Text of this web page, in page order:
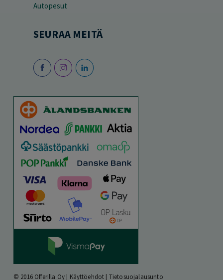
Autopesut
SEURAA MEITÄ
© 2016 Offerilla Oy | Käyttöehdot | Tietosuojalausunto